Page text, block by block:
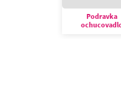
Podravka